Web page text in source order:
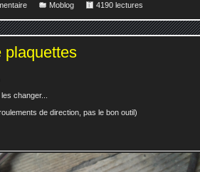
Moblog 4190 lectures
plaquettes
changer...
de direction, pas le bon outil)